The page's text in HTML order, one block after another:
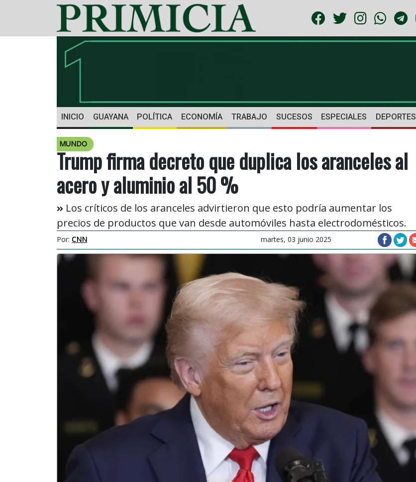
INICIO GUAYANA POLÍTICA ECONOMÍA TRABAJO SUCESOS ESPECIALES DEPORTES
MUNDO
Trump firma decreto que duplica los aranceles al
acero y aluminio al 50 %
Los críticos de los aranceles advirtieron que esto podría aumentar los
precios de productos que van desde automóviles hasta electrodomésticos.
Por: CNN martes, 03 junio 2025